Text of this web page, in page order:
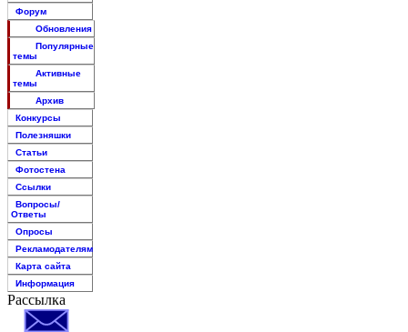
Форум
Обновления
Популярные
темы
Активные
темы
Архив
Конкурсы
Полезняшки
Статьи
Фотостена
Ссылки
Вопросы/
Ответы
Опросы
Рекламодателям
Карта сайта
Информация
Рассылка